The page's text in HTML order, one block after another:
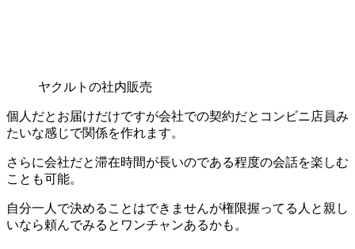
ヤクルトの社内販売
個人だとお届けだけですが会社での契約だとコンビニ店員み
たいな感じで関係を作れます。
さらに会社だと滞在時間が長いのである程度の会話を楽しむ
ことも可能。
自分一人で決めることはできませんが権限握ってる人と親し
いなら頼んでみるとワンチャンあるかも。